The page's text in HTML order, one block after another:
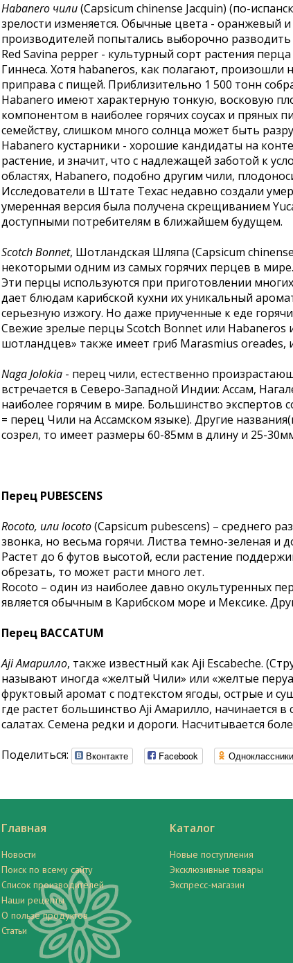
Habanero чили(Capsicum chinense Jacquin) (по-
зрелости изменяется. Обычные цвета - оранжевый
производителей попытались выборочно
Red Savina pepper - культурный сорт растения
Гиннеса. Хотя habaneros, как полагают, произошли
приправа с пищей. Приблизительно 1 500 тонн
Habanero имеют характерную тонкую, восковую
компонентом в наиболее горячих соусах и
семейству, слишком много солнца может быть
Habanero кустарники - хорошие кандидаты на
растение, и значит, что с надлежащей заботой к
областях, Habanero, подобно другим чили,
Исследователи в Штате Техас недавно создали
умеренная версия была получена скрещиванием
доступными потребителям в ближайшем будущем.
Scotch Bonnet, Шотландская Шляпа (Capsicum
некоторыми одним из самых горячих перцев в
Эти перцы используются при приготовлении
дает блюдам карибской кухни их уникальный
серьезную изжогу. Но даже приученные к еде
Свежие зрелые перцы Scotch Bonnet или
шотландцев» также имеет гриб Marasmius
Naga Jolokia - перец чили, естественно
встречается в Северо-Западной Индии: Ассам,
наиболее горячим в мире. Большинство экспертов
= перец Чили на Ассамском языке). Другие
созрел, то имеет размеры 60-85мм в длину и 25-
Перец PUBESCENS
Rocoto, или locoto(Capsicum pubescens) – среднего
звонка, но весьма горячи. Листва темно-зеленая
Растет до 6 футов высотой, если растение
обрезать, то может расти много лет.
Rocoto – один из наиболее давно окультуренных
является обычным в Карибском море и Мексике.
Перец BACCATUM
Aji Амарилло, также известный как Aji Escabeche.
называют иногда «желтый Чили» или «желтые
фруктовый аромат с подтекстом ягоды, острые и
где растет большинство Aji Амарилло, начинается
салатах. Семена редки и дороги. Насчитывается
Поделиться:
Вконтакте Facebook Одноклассники
Главная
Новости
Поиск по всему сайту
Список производителей
Наши рецепты
О пользе продуктов
Статьи
Каталог
Новые поступления
Эксклюзивные товары
Экспресс-магазин